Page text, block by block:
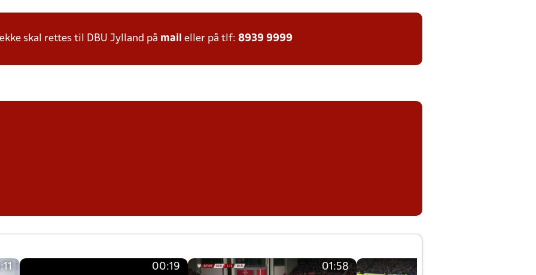
skal rettes til DBU Jylland på mail eller på tlf: 8939 9999
00:19 01:58